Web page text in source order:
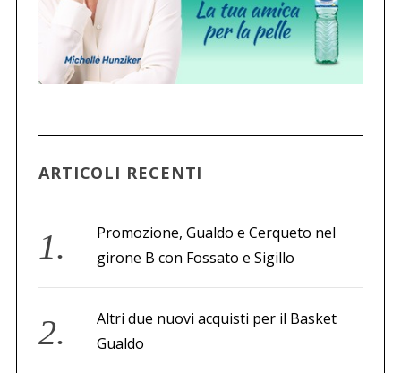
ARTICOLI RECENTI
Promozione, Gualdo e Cerqueto nel
girone B con Fossato e Sigillo
Altri due nuovi acquisti per il Basket
Gualdo